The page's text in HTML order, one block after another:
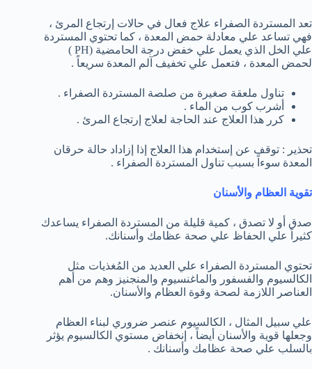
تعد المستردة الصفراء علاج فعال في حالات إرتجاع المرئ ،
فهي تساعد علي معادلة حمض المعدة ، كما تحتوي المستردة
علي الخل الذي يعمل علي خفض درجة الحامضية (PH )
لحمض المعدة ، فتعمل علي تخفيف آلم المعدة سريعاً .
تناول ملعقة صغيرة من صلصة المستردة الصفراء .
أشرب كوب من الماء .
كرر هذا العلاج عند الحاجة لعلاج إرتجاع المرئ .
تحذير : توقف عن إستخدام هذا العلاج إذا إزاداد حالة حرقان
المعدة سوءاً بسبب تناول المستردة الصفراء .
تقوية العظام والأسنان
صدق أو لا تصدق ، كمية قليلة من المستردة الصفراء يساعدك
كثيراً علي الحفاظ علي صحة عظامك وأسنانك.
تحتوي المستردة الصفراء علي العديد من المُغذيات مثل
الكالسيوم والفسفور والماغنسيوم والمنجنيز وهم من أهم
العناصر اللازمة لصحة وقوة العظام والأسنان.
علي سبيل المثال ، الكالسيوم عنصر ضروري لبناء العظام
وجعلها قوية والأسنان أيضاً ، إنخفاض مستوي الكالسيوم يؤثر
بالسلب علي صحة عظامك وأسنانك .